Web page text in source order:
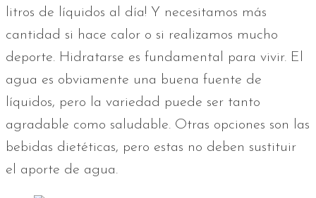
litros de líquidos al día! Y necesitamos más
cantidad si hace calor o si realizamos mucho
deporte. Hidratarse es fundamental para vivir. El
agua es obviamente una buena fuente de
líquidos, pero la variedad puede ser tanto
agradable como saludable. Otras opciones son las
bebidas dietéticas, pero estas no deben sustituir
el aporte de agua.